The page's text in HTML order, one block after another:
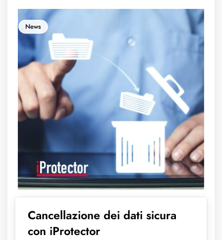
News
Cancellazione dei dati sicura
con iProtector